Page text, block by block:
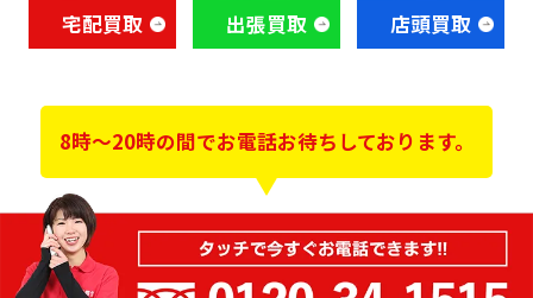
宅配買取 出張買取 店頭買取
8時～20時の間でお電話お待ちしております。